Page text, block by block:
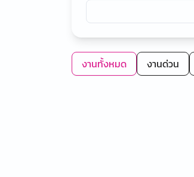
งานทั้งหมด งานด่วน